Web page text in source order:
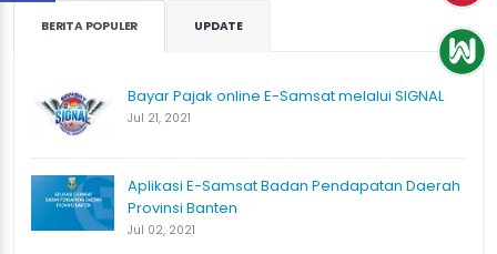
BERITA POPULER UPDATE
Bayar Pajak online E-Samsat melalui SIGNAL
Jul 21, 2021
Aplikasi E-Samsat Badan Pendapatan Daerah
Provinsi Banten
Jul 02, 2021